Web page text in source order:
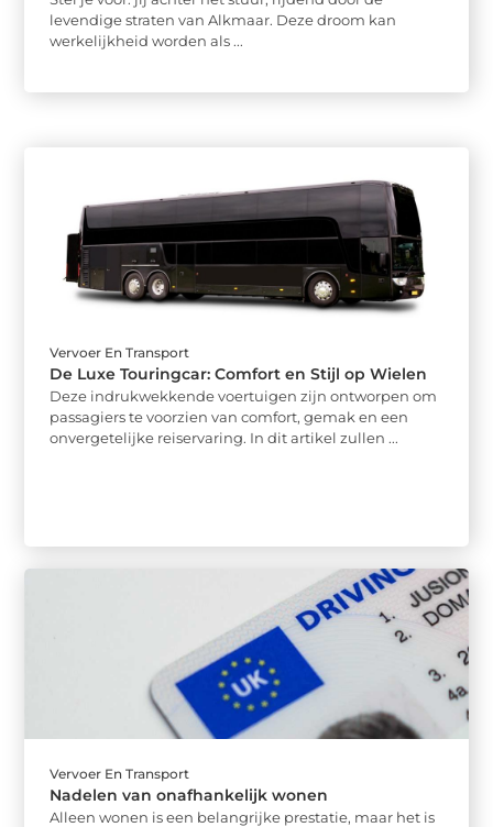
levendige straten van Alkmaar. Deze droom kan
werkelijkheid worden als ...
Vervoer En Transport
De Luxe Touringcar: Comfort en Stijl op Wielen
Deze indrukwekkende voertuigen zijn ontworpen om
passagiers te voorzien van comfort, gemak en een
onvergetelijke reiservaring. In dit artikel zullen ...
Vervoer En Transport
Nadelen van onafhankelijk wonen
Alleen wonen is een belangrijke prestatie, maar het is